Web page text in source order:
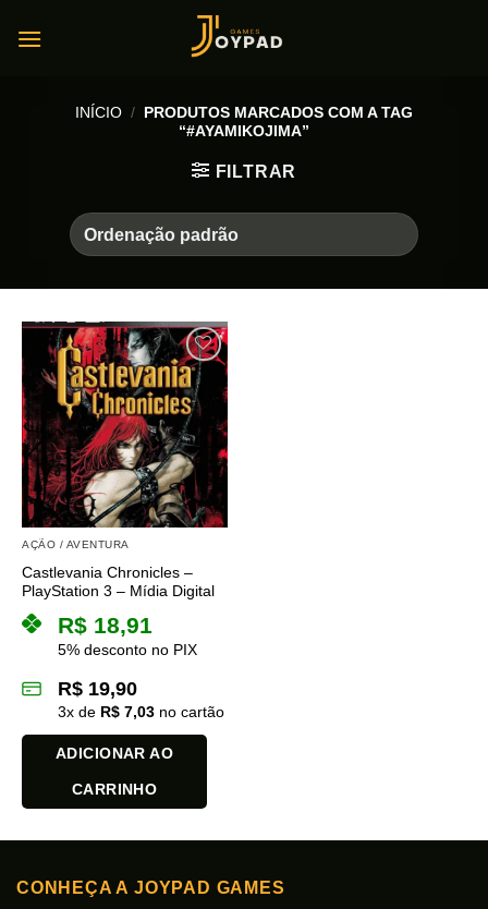
INÍCIO / PRODUTOS MARCADOS COM A TAG
“#AYAMIKOJIMA”
FILTRAR
AÇÃO / AVENTURA
Castlevania Chronicles –
PlayStation 3 – Mídia Digital
R$ 18,91
5% desconto no PIX
R$ 19,90
3x de R$ 7,03 no cartão
ADICIONAR AO
CARRINHO
CONHEÇA A JOYPAD GAMES